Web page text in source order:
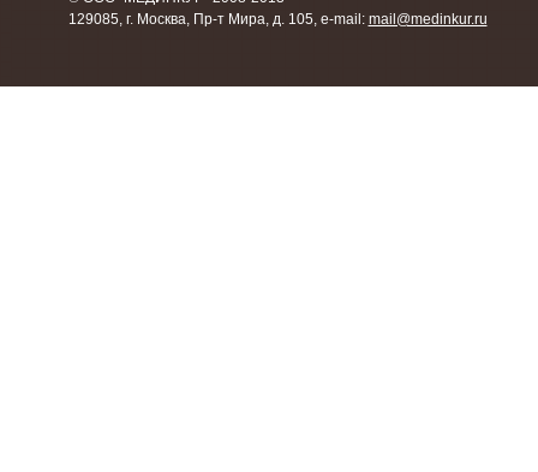
129085, г. Москва, Пр-т Мира, д. 105, e-mail: mail@medinkur.ru